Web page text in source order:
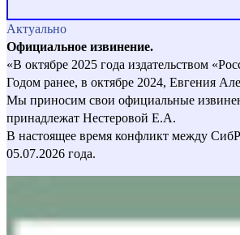
Актуально
Официальное извинение.
«В октябре 2025 года издательством
Годом ранее, в октябре 2024, Евгения
Мы приносим свои официальные
принадлежат Нестеровой Е.А.
В настоящее время конфликт между
05.07.2026 года.